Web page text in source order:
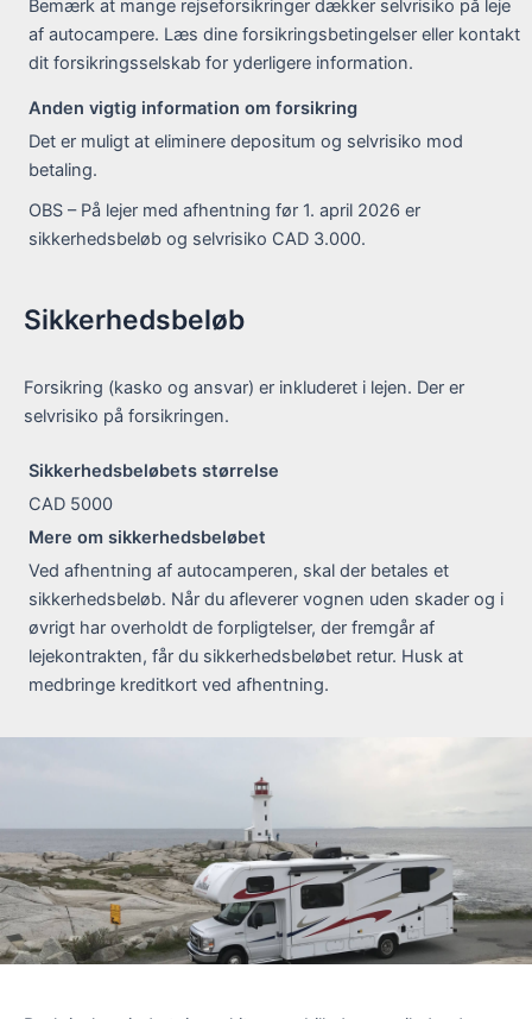
Bemærk at mange rejseforsikringer dækker selvrisiko på leje
af autocampere. Læs dine forsikringsbetingelser eller kontakt
dit forsikringsselskab for yderligere information.
Anden vigtig information om forsikring
Det er muligt at eliminere depositum og selvrisiko mod
betaling.
OBS – På lejer med afhentning før 1. april 2026 er
sikkerhedsbeløb og selvrisiko CAD 3.000.
Sikkerhedsbeløb
Forsikring (kasko og ansvar) er inkluderet i lejen. Der er
selvrisiko på forsikringen.
Sikkerhedsbeløbets størrelse
CAD 5000
Mere om sikkerhedsbeløbet
Ved afhentning af autocamperen, skal der betales et
sikkerhedsbeløb. Når du afleverer vognen uden skader og i
øvrigt har overholdt de forpligtelser, der fremgår af
lejekontrakten, får du sikkerhedsbeløbet retur. Husk at
medbringe kreditkort ved afhentning.